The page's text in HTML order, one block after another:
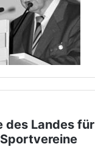
des Landes für